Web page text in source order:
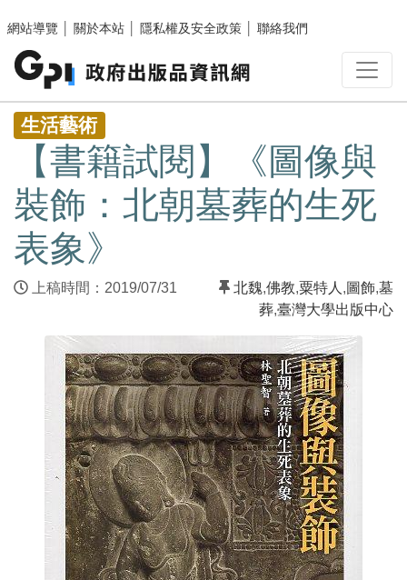
網站導覽
關於本站 隱私權及安全政策 聯絡我們
:::
生活藝術
【書籍試閱】《圖像與
裝飾：北朝墓葬的生死
表象》
上稿時間：2019/07/31 北魏,佛教,粟特人 ,圖飾,墓
葬,臺灣大學出版中心